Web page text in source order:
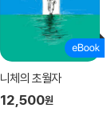
니체의 초월자
12,500원